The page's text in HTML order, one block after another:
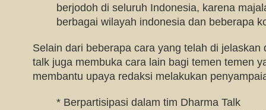
berjodoh di seluruh Indonesia, karena
berbagai wilayah indonesia dan beberapa
Selain dari beberapa cara yang telah di jelaskan
talk juga membuka cara lain bagi temen temen
membantu upaya redaksi melakukan
* Berpartisipasi dalam tim Dharma Talk